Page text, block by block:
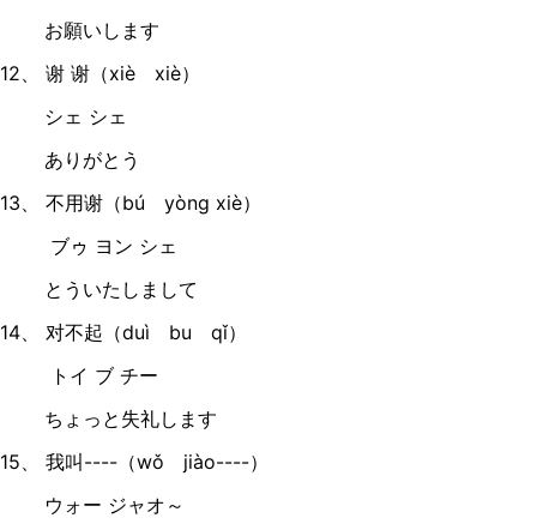
お願いします
12、 谢 谢（xiè xiè）
シェ シェ
ありがとう
13、 不用谢（bú yòng xiè）
ブゥ ヨン シェ
とういたしまして
14、 对不起（duì bu qǐ）
トイ ブ チー
ちょっと失礼します
15、 我叫----（wǒ jiào----）
ウォー ジャオ～